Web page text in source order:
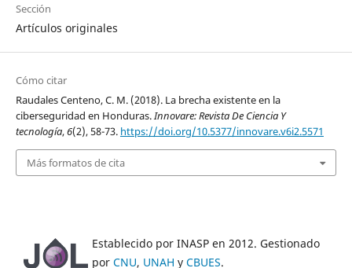
Sección
Artículos originales
Cómo citar
Raudales Centeno, C. M. (2018). La brecha existente en la
ciberseguridad en Honduras.Innovare: Revista De Ciencia Y
tecnología,6(2), 58-73. https://doi.org/10.5377/innovare.v6i2.5571
Más formatos de cita
Establecido por INASP en 2012. Gestionado
por CNU, UNAH y CBUES.